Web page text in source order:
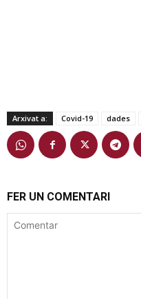
Arxivat a: Covid-19 dades
FER UN COMENTARI